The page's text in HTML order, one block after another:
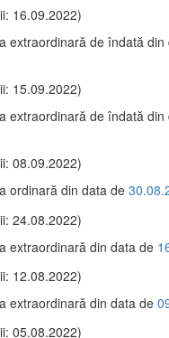
16.09.2022)
extraordinară de îndată din
15.09.2022)
extraordinară de îndată din
08.09.2022)
ordinară din data de
24.08.2022)
extraordinară din data de
12.08.2022)
extraordinară din data de
05.08.2022)